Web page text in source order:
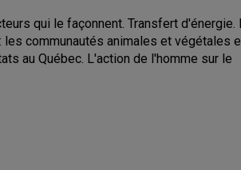
qui le façonnent. Transfert d'énergie.
communautés animales et végétales
au Québec. L'action de l'homme sur le